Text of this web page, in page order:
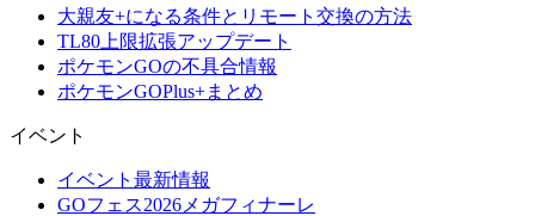
大親友+になる条件とリモート交換の方法
TL80上限拡張アップデート
ポケモンGOの不具合情報
ポケモンGOPlus+まとめ
イベント
イベント最新情報
GOフェス2026メガフィナーレ